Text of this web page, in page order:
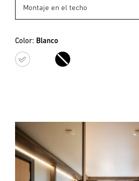
Color: Blanco
BlancoNegro